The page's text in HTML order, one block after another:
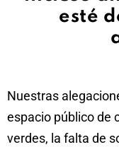
esté
Nuestras
espacio público de
verdes, la falta de